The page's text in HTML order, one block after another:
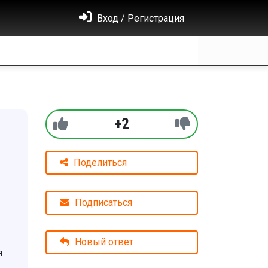
Вход / Регистрация
+2
Поделиться
Подписаться
Новый ответ